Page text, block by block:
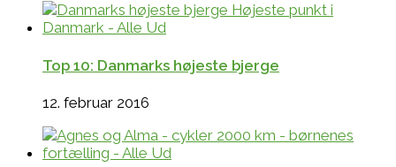
Top 10: Danmarks højeste bjerge
12. februar 2016